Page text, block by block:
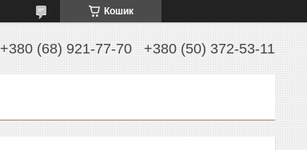
Кошик
+380 (68) 921-77-70 +380 (50) 372-53-11